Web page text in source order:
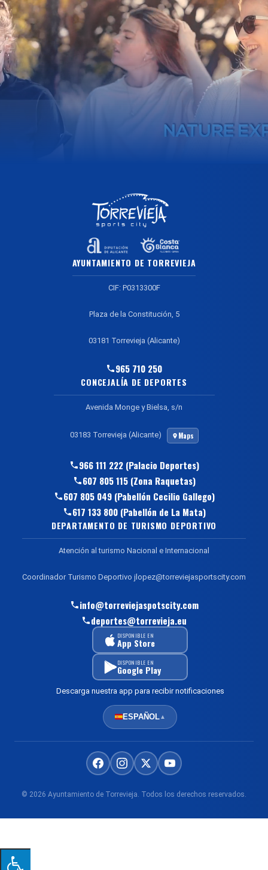
AYUNTAMIENTO DE TORREVIEJA
CIF: P0313300F
Plaza de la Constitución, 5
03181 Torrevieja (Alicante)
965 710 250
CONCEJALÍA DE DEPORTES
Avenida Monge y Bielsa, s/n
03183 Torrevieja (Alicante) Maps
966 111 222 (Palacio Deportes)
607 805 115 (Zona Raquetas)
607 805 049 (Pabellón Cecilio Gallego)
617 133 800 (Pabellón de La Mata)
DEPARTAMENTO DE TURISMO DEPORTIVO
Atención al turismo Nacional e Internacional
Coordinador Turismo Deportivo jlopez@torreviejasportscity.com
info@torreviejaspotscity.com
deportes@torrevieja.eu
DISPONIBLE EN
App Store
DISPONIBLE EN
Google Play
Descarga nuestra app para recibir notificaciones
ESPAÑOL▲
© 2026 Ayuntamiento de Torrevieja. Todos los derechos reservados.